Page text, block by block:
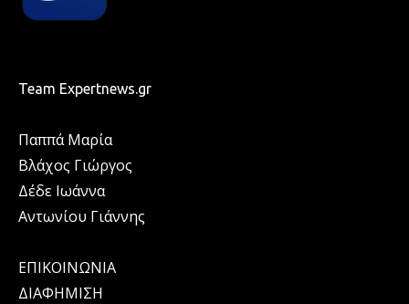
Team Expertnews.gr
Παππά Μαρία
Βλάχος Γιώργος
Δέδε Ιωάννα
Αντωνίου Γιάννης
ΕΠΙΚΟΙΝΩΝΙΑ
ΔΙΑΦΗΜΙΣΗ